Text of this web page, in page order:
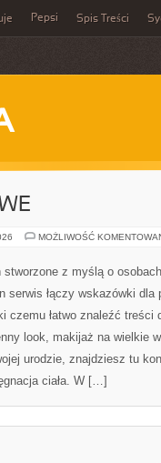
Pepsi Spis Treści
MOŻLIWOŚĆ
Jak Się Malować to
osobach, które chcą
praktyczny. Ten serwis
początkujących z
doświadczonych, dzięki
dopasowane do poziomu.
albo chcesz po
i czytelne instrukcje.